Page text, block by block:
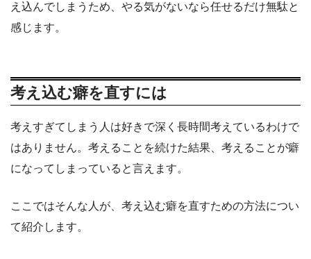
え込んでしまうため、やる気がないなら任せるだけ無駄と
感じます。
考え込む癖を直すには
考えすぎてしまう人は好きで深く長時間考えているわけで
はありません。考えることを続けた結果、考えることが癖
になってしまっていると言えます。
ここではそんな人が、考え込む癖を直すための方法につい
て紹介します。